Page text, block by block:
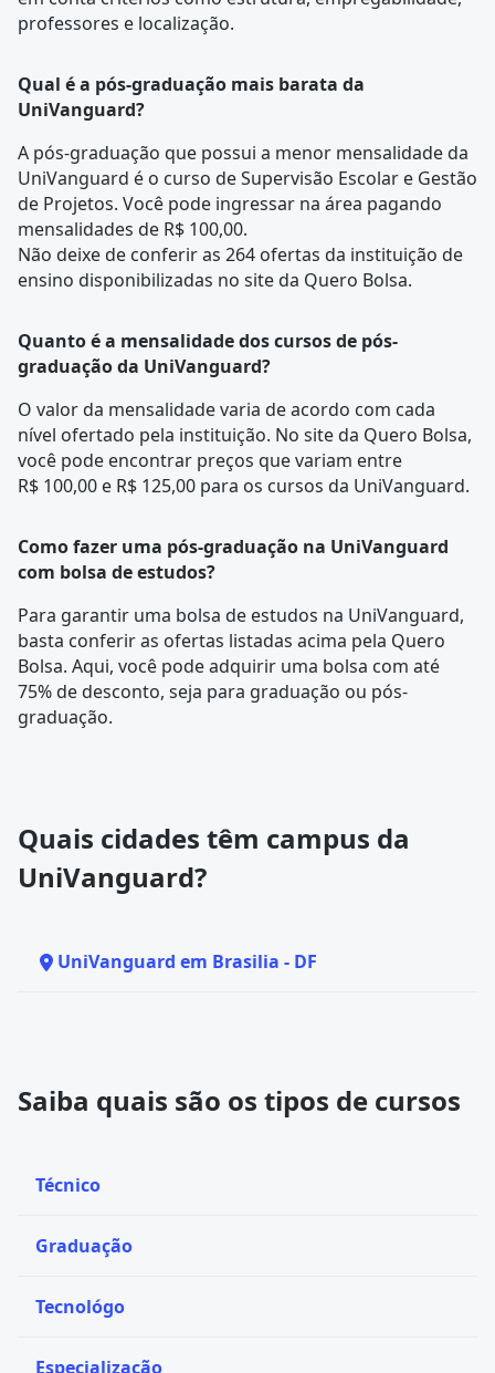
professores e localização.
Qual é a pós-graduação mais barata da
UniVanguard?
A pós-graduação que possui a menor mensalidade da
UniVanguard é o curso deSupervisão Escolar e Gestão
de Projetos. Você pode ingressar na área pagando
mensalidades de R$ 100,00.
Não deixe de conferir as 264 ofertas da instituição de
ensino disponibilizadas no site da Quero Bolsa.
Quanto é a mensalidade dos cursos de pós-
graduação da UniVanguard?
O valor da mensalidade varia de acordo com cada
nível ofertado pela instituição. No site da Quero Bolsa,
você pode encontrar preços que variam entre
R$ 100,00 e R$ 125,00 para os cursos da UniVanguard.
Como fazer uma pós-graduação na UniVanguard
com bolsa de estudos?
Para garantir uma bolsa de estudos na UniVanguard,
basta conferir as ofertas listadas acima pela Quero
Bolsa. Aqui, você pode adquirir uma bolsa com até
75% de desconto, seja para graduação ou pós-
graduação.
Quais cidades têm campus da
UniVanguard?
UniVanguard em Brasilia - DF
Saiba quais são os tipos de cursos
Técnico
Graduação
Tecnológo
Especialização